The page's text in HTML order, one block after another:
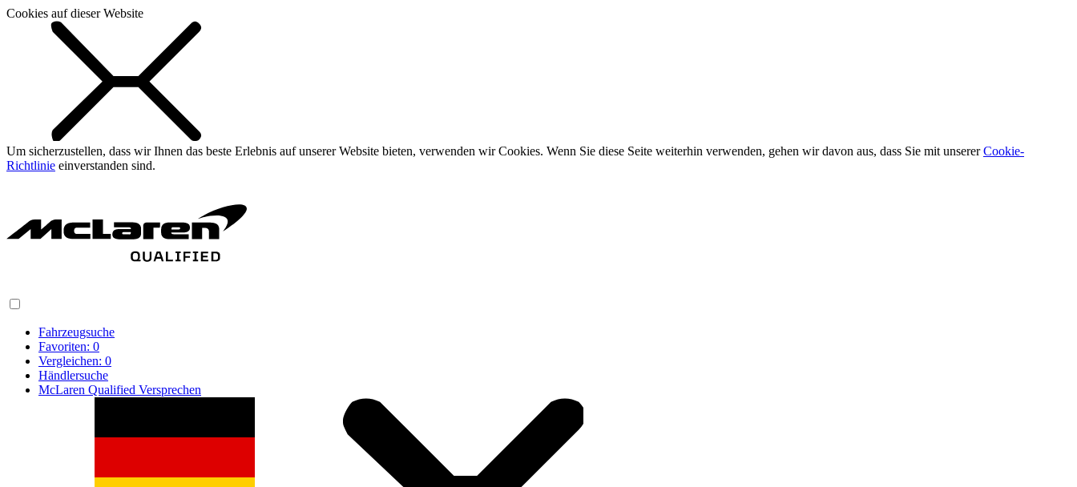
Cookies auf dieser Website
Um sicherzustellen, dass wir Ihnen das beste Erlebnis auf unserer Website bieten, verwenden wir Cookies. Wenn Sie diese Seite weiterhin verwenden, gehen wir davon aus, dass Sie mit unsererCookie-
Richtlinie einverstanden sind.
Fahrzeugsuche
Favoriten: 0
Vergleichen: 0
Händlersuche
McLaren Qualified Versprechen